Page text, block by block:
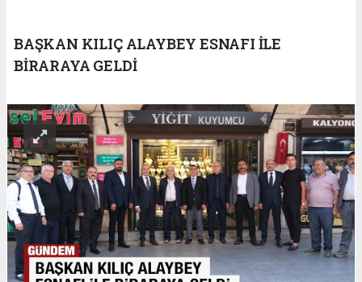
BAŞKAN KILIÇ ALAYBEY ESNAFI İLE
BİRARAYA GELDİ